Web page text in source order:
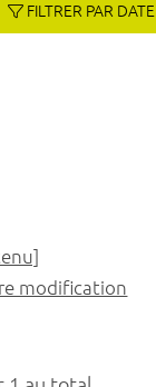
FILTRER PAR DATE
modification